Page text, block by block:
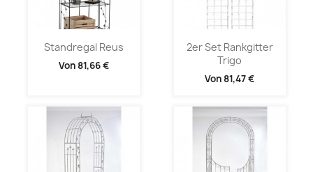
Standregal Reus
Von 81,66 €
2er Set Rankgitter
Trigo
Von 81,47 €